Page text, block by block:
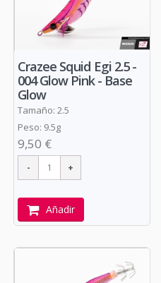
Crazee Squid Egi 2.5 -
004 Glow Pink - Base
Glow
Tamaño: 2.5
Peso: 9.5g
9,50 €
Añadir